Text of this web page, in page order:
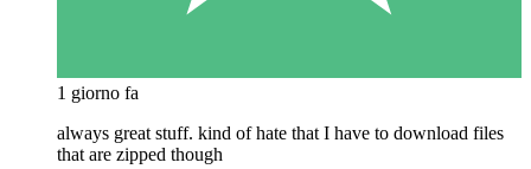
1 giorno fa
always great stuff. kind of hate that I have to download files
that are zipped though